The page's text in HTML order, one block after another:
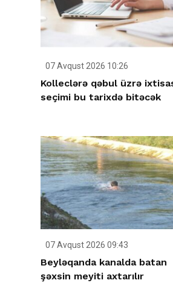
07 Avqust 2026 10:26
Kolleclərə qəbul üzrə
seçimi bu tarixdə bitəcək
07 Avqust 2026 09:43
Beyləqanda kanalda batan
şəxsin meyiti axtarılır